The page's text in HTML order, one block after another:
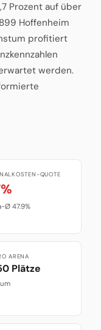
Prozent auf über
Hoffenheim
profitiert
werden.
QUOTE
Ø 47.9%
ARENA
Plätze